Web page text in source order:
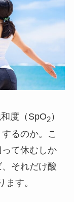
度（SpO2）
るのか。こ
て休むしか
それだけ酸
ます。